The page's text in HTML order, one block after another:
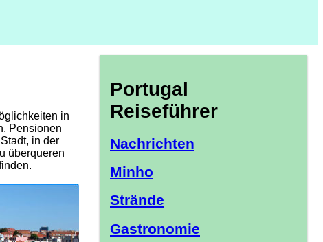
in
Pensionen
in der
überqueren
Portugal
Reiseführer
Nachrichten
Minho
Strände
Gastronomie